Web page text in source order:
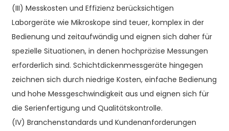
(III) Messkosten und Effizienz berücksichtigen
Laborgeräte wie Mikroskope sind teuer, komplex in der
Bedienung und zeitaufwändig und eignen sich daher für
spezielle Situationen, in denen hochpräzise Messungen
erforderlich sind. Schichtdickenmessgeräte hingegen
zeichnen sich durch niedrige Kosten, einfache Bedienung
und hohe Messgeschwindigkeit aus und eignen sich für
die Serienfertigung und Qualitätskontrolle.
(IV) Branchenstandards und Kundenanforderungen